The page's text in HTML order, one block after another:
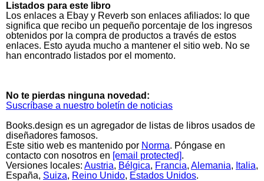
Listados para este libro
Los enlaces a Ebay y Reverb son enlaces afiliados: lo que
significa que recibo un pequeño porcentaje de los ingresos
obtenidos por la compra de productos a través de estos
enlaces. Esto ayuda mucho a mantener el sitio web. No se
han encontrado listados por el momento.
No te pierdas ninguna novedad:
Suscríbase a nuestro boletín de noticias
Books.design es un agregador de listas de libros usados de
diseñadores famosos.
Este sitio web es mantenido por Norma. Póngase en
contacto con nosotros en [email protected].
Versiones locales: Austria, Bélgica, Francia, Alemania, Italia,
España, Suiza, Reino Unido, Estados Unidos.